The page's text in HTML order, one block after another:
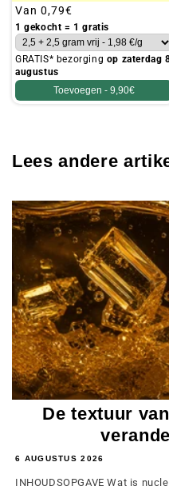
Gebruikelijke
prijs
Van 0,79€
1 gekocht = 1 gratis
GRATIS* bezorging op zaterdag
augustus
Toevoegen - 9,90€
Lees andere
De textuur
6 AUGUSTUS 2026
INHOUDSOPGAVE Wat is